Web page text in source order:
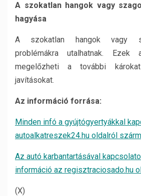
A szokatlan hangok vagy
hagyása
A szokatlan hangok vagy
problémákra utalhatnak. Ezek
megelőzheti a további
javításokat.
Az információ forrása:
Minden infó a gyújtógyertyákkal
autoalkatreszek24.hu oldalról
Az autó karbantartásával
információ az regisztraciosado.hu
(X)